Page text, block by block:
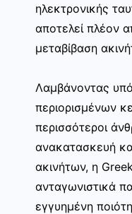
ηλεκτρονικής
αποτελεί πλέον
μεταβίβαση
Λαμβάνοντας
περιορισμένων
περισσότεροι
ανακατασκευή
ακινήτων, η
ανταγωνιστικά
εγγυημένη